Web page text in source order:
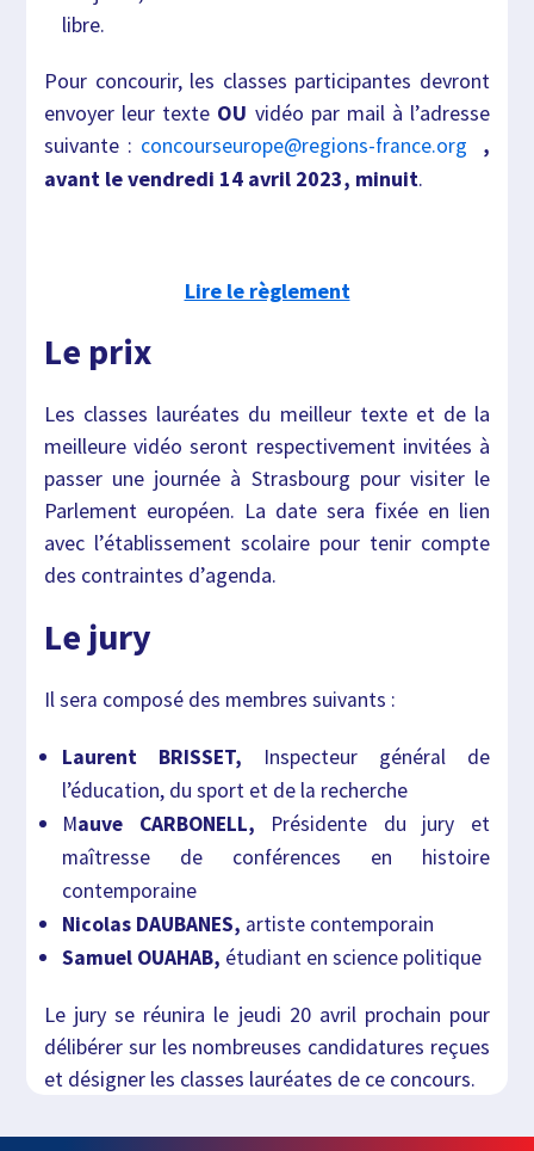
libre.
Pour concourir, les classes participantes devront
envoyer leur texte OU vidéo par mail à l’adresse
suivante : concourseurope@regions-france.org
,
avant le vendredi 14 avril 2023, minuit.
Lire le règlement
Le prix
Les classes lauréates du meilleur texte et de la
meilleure vidéo seront respectivement invitées à
passer une journée à Strasbourg pour visiter le
Parlement européen. La date sera fixée en lien
avec l’établissement scolaire pour tenir compte
des contraintes d’agenda.
Le jury
Il sera composé des membres suivants :
Laurent BRISSET, Inspecteur général de
l’éducation, du sport et de la recherche
Mauve CARBONELL, Présidente du jury et
maîtresse de conférences en histoire
contemporaine
Nicolas DAUBANES, artiste contemporain
Samuel OUAHAB, étudiant en science politique
Le jury se réunira le jeudi 20 avril prochain pour
délibérer sur les nombreuses candidatures reçues
et désigner les classes lauréates de ce concours.